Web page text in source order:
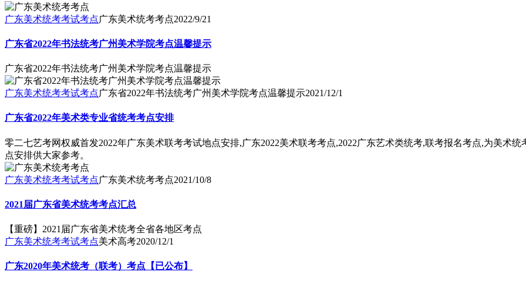
广东美术统考考试考点广东美术统考考点2022/9/21
广东省2022年书法统考广州美术学院考点温馨提示
广东省2022年书法统考广州美术学院考点温馨提示
广东美术统考考试考点广东省2022年书法统考广州美术学院考点温馨提示2021/12/1
广东省2022年美术类专业省统考考点安排
零二七艺考网权威首发2022年广东美术联考考试地点安排,广东2022美术联考考点,2022广东艺术类统考,联考报名考点,为美术
点安排供大家参考。
广东美术统考考试考点广东美术统考考点2021/10/8
2021届广东省美术统考考点汇总
【重磅】2021届广东省美术统考全省各地区考点
广东美术统考考试考点美术高考2020/12/1
广东2020年美术统考（联考）考点【已公布】